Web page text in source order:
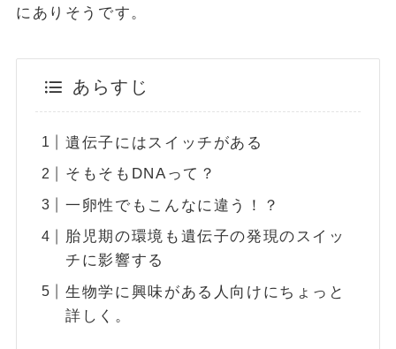
にありそうです。
あらすじ
遺伝子にはスイッチがある
そもそもDNAって？
一卵性でもこんなに違う！？
胎児期の環境も遺伝子の発現のスイッ
チに影響する
生物学に興味がある人向けにちょっと
詳しく。